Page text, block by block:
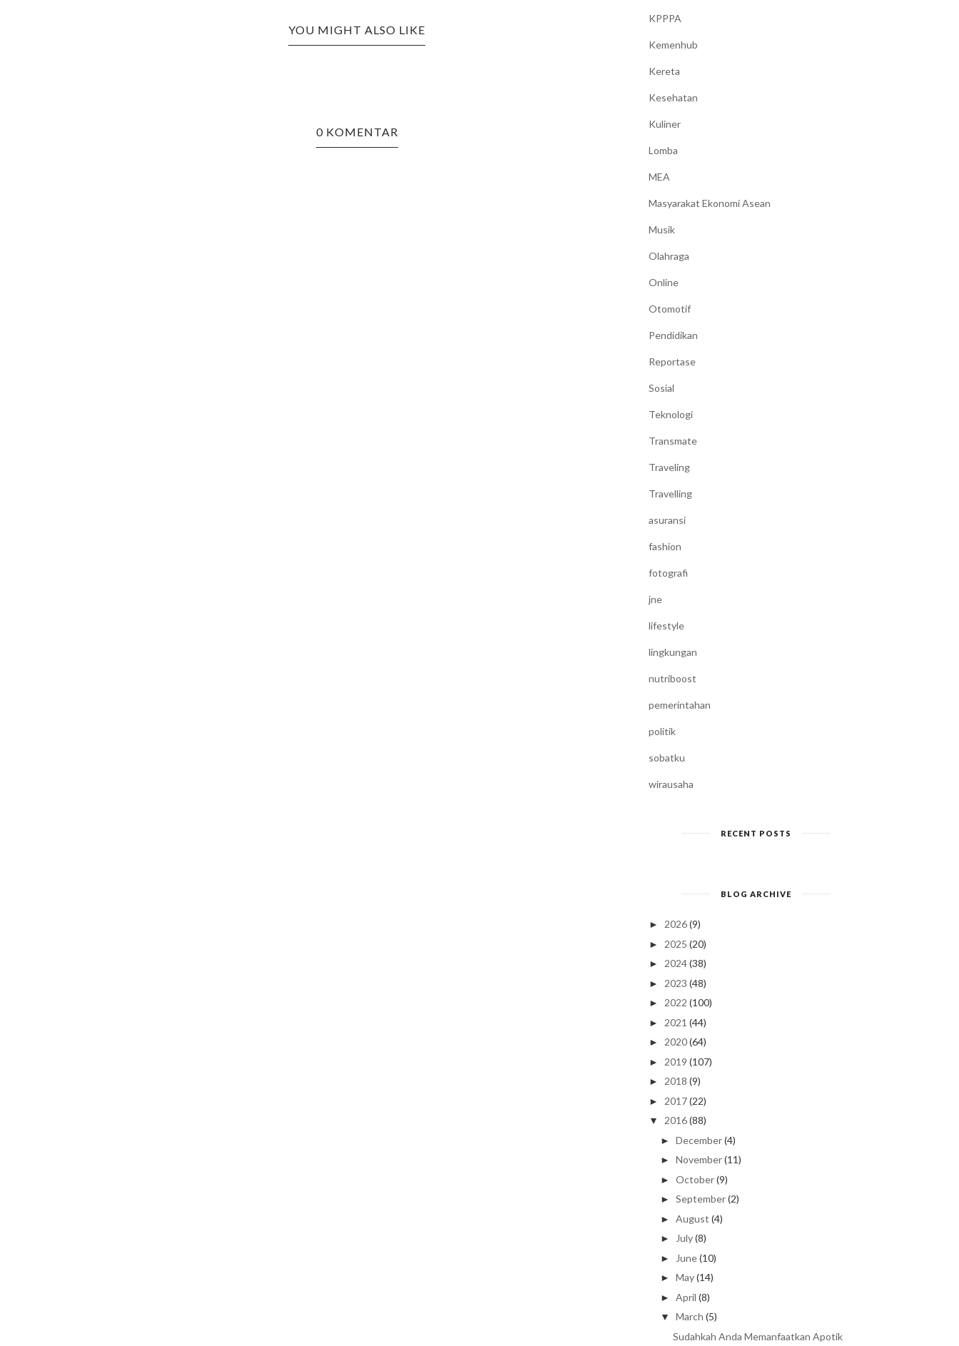
YOU MIGHT ALSO LIKE
0 KOMENTAR
KPPPA
Kemenhub
Kereta
Kesehatan
Kuliner
Lomba
MEA
Masyarakat Ekonomi Asean
Musik
Olahraga
Online
Otomotif
Pendidikan
Reportase
Sosial
Teknologi
Transmate
Traveling
Travelling
asuransi
fashion
fotografi
jne
lifestyle
lingkungan
nutriboost
pemerintahan
politik
sobatku
wirausaha
RECENT POSTS
BLOG ARCHIVE
► 2026 (9)
► 2025 (20)
► 2024 (38)
► 2023 (48)
► 2022 (100)
► 2021 (44)
► 2020 (64)
► 2019 (107)
► 2018 (9)
► 2017 (22)
▼ 2016 (88)
►December(4)
►November(11)
►October(9)
►September(2)
►August (4)
►July(8)
► June(10)
►May(14)
►April (8)
▼ March (5)
Sudahkah Anda Memanfaatkan Apotik